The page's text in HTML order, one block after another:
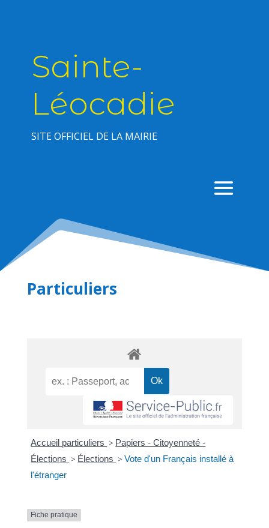
Sainte-
Léocadie
SITE OFFICIEL DE LA MAIRIE
Particuliers
Accueil particuliers > Papiers - Citoyenneté -
Élections > Élections > Vote d'un Français installé à
l'étranger
Fiche pratique